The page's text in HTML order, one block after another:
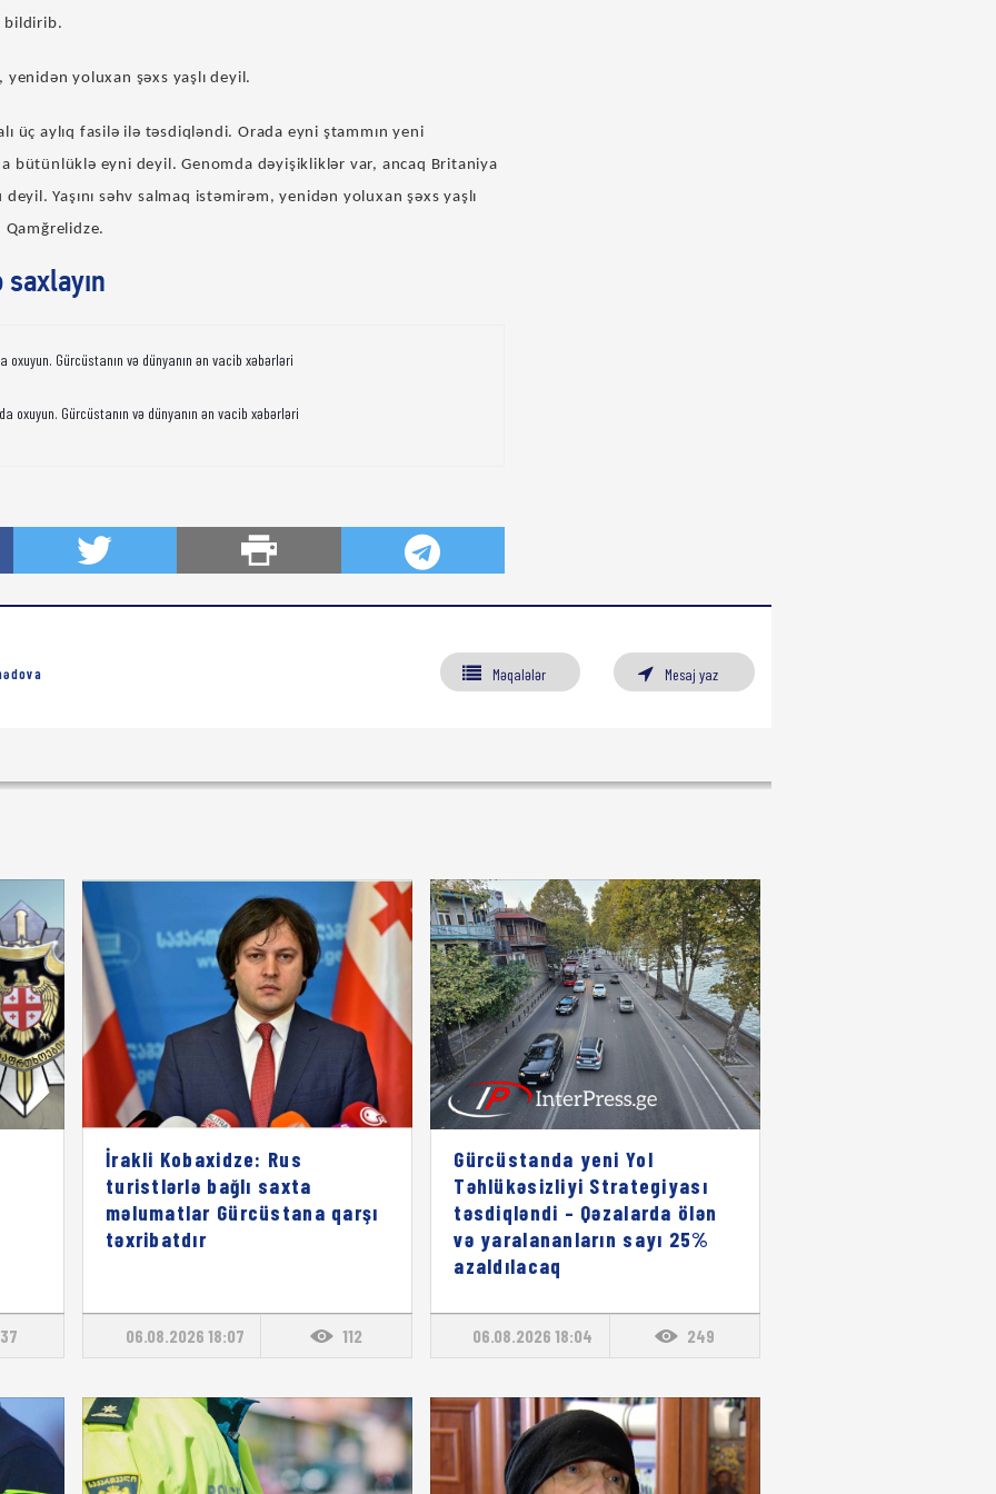
bildirib.
yoluxan şəxs yaşlı deyil.
üç aylıq fasilə ilə təsdiqləndi. Orada eyni ştammın yeni
bütünlüklə eyni deyil. Genomda dəyişikliklər var, ancaq Britaniya
Yaşını səhv salmaq istəmirəm, yenidən yoluxan şəxs yaşlı
oxuyun. Gürcüstanın və dünyanın ən vacib xəbərləri
oxuyun. Gürcüstanın və dünyanın ən vacib xəbərləri
Məqalələr Mesaj yaz
İrakli Kobaxidze: Rus
turistlərlə bağlı saxta
məlumatlar Gürcüstana qarşı
təxribatdır
06.08.2026 18:07 112
Gürcüstanda yeni Yol
Təhlükəsizliyi Strategiyası
təsdiqləndi – Qəzalarda ölən
və yaralananların sayı 25%
azaldılacaq
06.08.2026 18:04 249